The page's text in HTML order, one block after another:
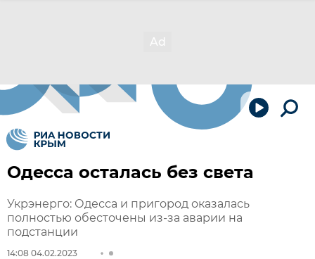
Одесса осталась без света
Укрэнерго: Одесса и пригород оказалась
полностью обесточены из-за аварии на
подстанции
14:08 04.02.2023